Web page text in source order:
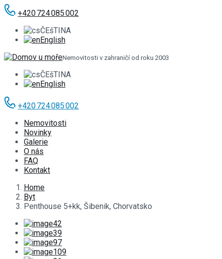
+420 724 085 002
ČEšTINA
English
Nemovitosti v zahraničí od roku 2003
ČEšTINA
English
+420 724 085 002
Nemovitosti
Novinky
Galerie
O nás
FAQ
Kontakt
Home
Byt
Penthouse 5+kk, Šibenik, Chorvatsko